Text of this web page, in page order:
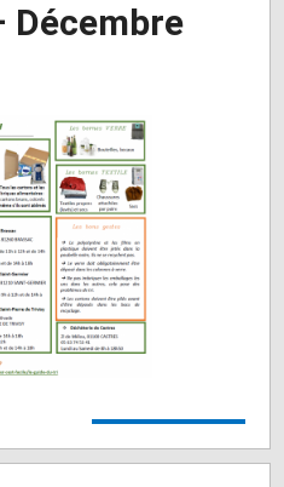
Décembre